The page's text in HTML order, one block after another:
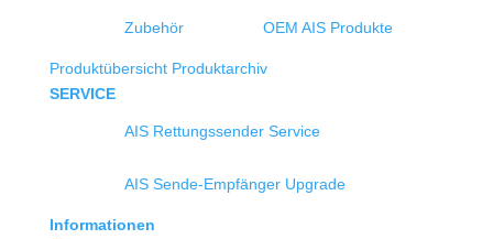
Zubehör OEM AIS Produkte
Produktübersicht Produktarchiv
SERVICE
AIS Rettungssender Service
AIS Sende-Empfänger Upgrade
Informationen